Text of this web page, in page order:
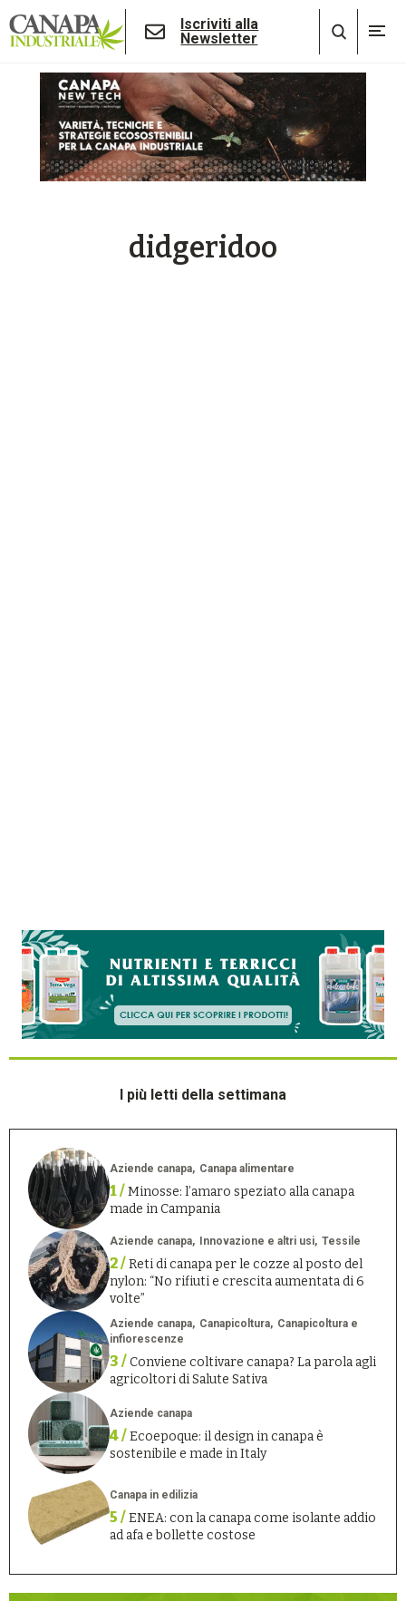
Iscriviti alla
Newsletter
didgeridoo
I più letti della settimana
Aziende canapa Canapa alimentare
1 /Minosse: l’amaro speziato alla canapa
made in Campania
Aziende canapa Innovazione e altri usi Tessile
2 /Reti di canapa per le cozze al posto del
nylon: “No rifiuti e crescita aumentata di 6
volte”
Aziende canapa Canapicoltura
Canapicoltura e
infiorescenze
3 /Conviene coltivare canapa? La parola agli
agricoltori di Salute Sativa
Aziende canapa
4 /Ecoepoque: il design in canapa è
sostenibile e made in Italy
Canapa in edilizia
5 /ENEA: con la canapa come isolante addio
ad afa e bollette costose